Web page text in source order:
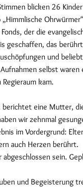
blicken 26
der die
geschaffen, das
und
selbst
kam.
eine Mutter,
wir zehnmal
im Vordergrund:
auch Herzen berührt.
sein.
und Begeisterung